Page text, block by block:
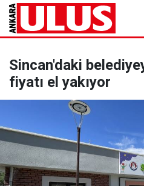
Sincan'daki
fiyatı el yakıyor